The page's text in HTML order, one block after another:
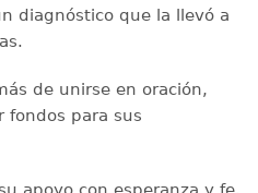
diagnóstico que la llevó a
de unirse en oración,
fondos para sus